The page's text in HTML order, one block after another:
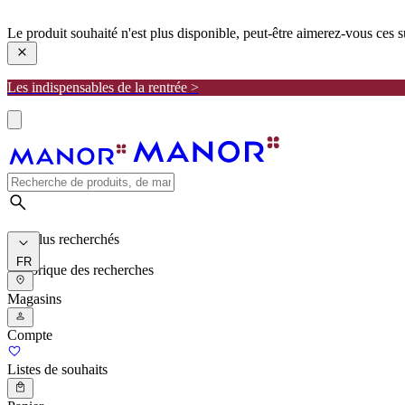
Le produit souhaité n'est plus disponible, peut-être aimerez-vous ces
Les indispensables de la rentrée >
Les plus recherchés
Historique des recherches
FR
Magasins
Compte
Listes de souhaits